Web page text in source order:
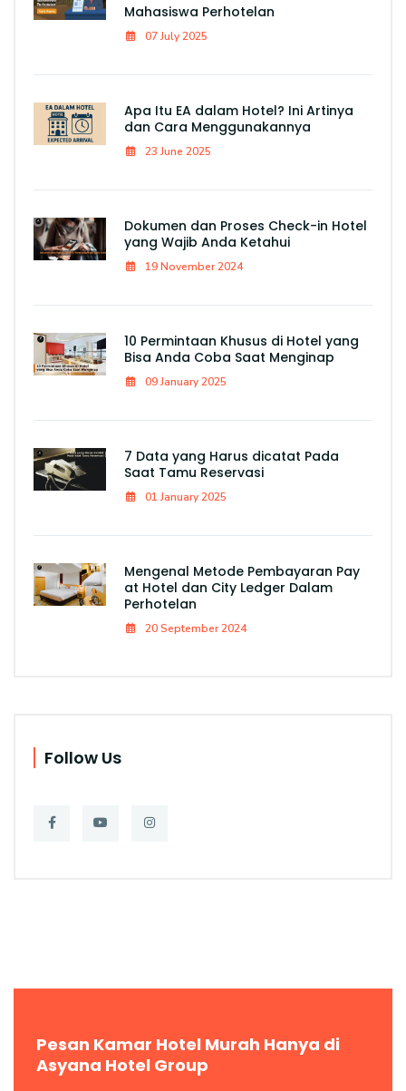
Mahasiswa Perhotelan
07 July 2025
Apa Itu EA dalam Hotel? Ini Artinya
dan Cara Menggunakannya
23 June 2025
Dokumen dan Proses Check-in Hotel
yang Wajib Anda Ketahui
19 November 2024
10 Permintaan Khusus di Hotel yang
Bisa Anda Coba Saat Menginap
09 January 2025
7 Data yang Harus dicatat Pada
Saat Tamu Reservasi
01 January 2025
Mengenal Metode Pembayaran Pay
at Hotel dan City Ledger Dalam
Perhotelan
20 September 2024
Follow Us
Pesan Kamar Hotel Murah Hanya di
Asyana Hotel Group